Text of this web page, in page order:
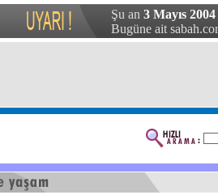
Şu an 3 Mayıs
Bugüne ait